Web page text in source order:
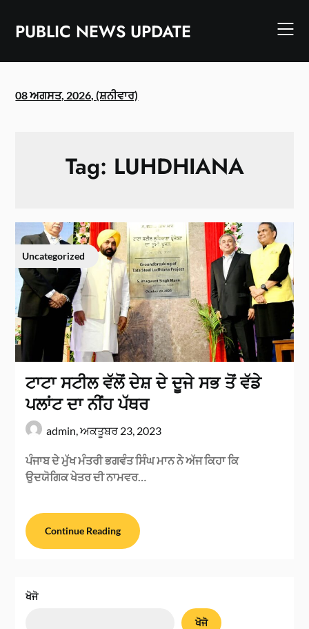
contentPUBLIC NEWS UPDATE
08 ਅਗਸਤ, 2026, (ਸ਼ਨੀਵਾਰ)
Tag: LUHDHIANA
Uncategorized
ਟਾਟਾ ਸਟੀਲ ਵੱਲੋਂ ਦੇਸ਼ ਦੇ ਦੂਜੇ ਸਭ ਤੋਂ ਵੱਡੇ
ਪਲਾਂਟ ਦਾ ਨੀਂਹ ਪੱਥਰ
admin,ਅਕਤੂਬਰ 23, 2023
ਪੰਜਾਬ ਦੇ ਮੁੱਖ ਮੰਤਰੀ ਭਗਵੰਤ ਸਿੰਘ ਮਾਨ ਨੇ ਅੱਜ ਕਿਹਾ ਕਿ
ਉਦਯੋਗਿਕ ਖੇਤਰ ਦੀ ਨਾਮਵਰ…
Continue Reading
ਖੋਜੋ
ਖੋਜੋ